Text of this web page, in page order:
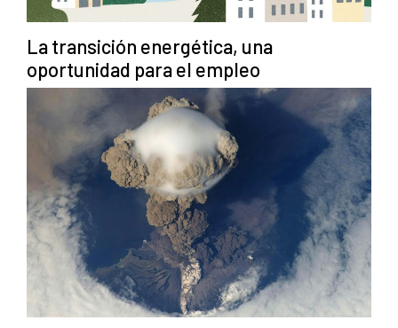
La transición energética, una
oportunidad para el empleo